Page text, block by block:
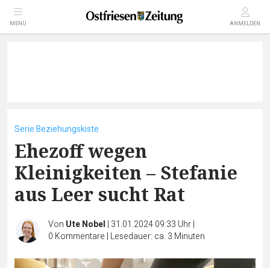
MENÜ ANMELDEN
Serie Beziehungskiste
Ehezoff wegen
Kleinigkeiten – Stefanie
aus Leer sucht Rat
Von Ute Nobel | 31.01.2024 09:33 Uhr|
0 Kommentare | Lesedauer: ca. 3 Minuten